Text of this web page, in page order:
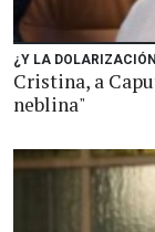
¿Y LA
Cristina, a
neblina"